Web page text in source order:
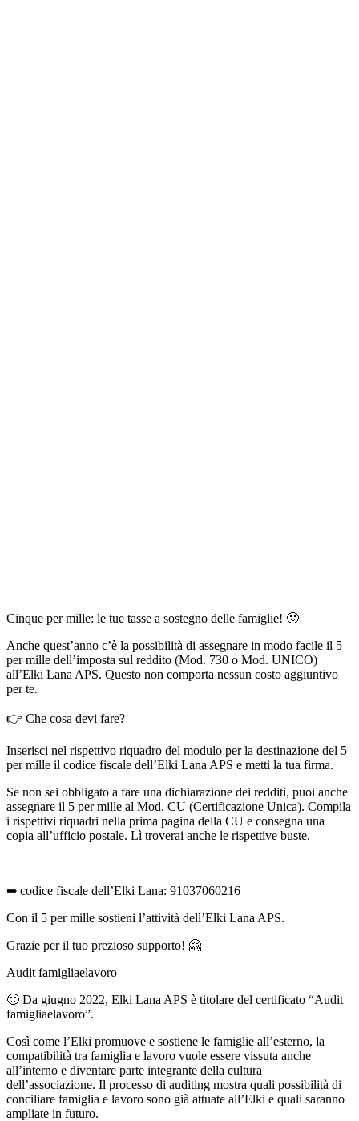
Cinque per mille: le tue tasse a sostegno delle famiglie! 🙂
Anche quest’anno c’è la possibilità di assegnare in modo facile il 5
per mille dell’imposta sul reddito (Mod. 730 o Mod. UNICO)
all’Elki Lana APS. Questo non comporta nessun costo aggiuntivo
per te.
👉 Che cosa devi fare?
Inserisci nel rispettivo riquadro del modulo per la destinazione del 5
per mille il codice fiscale dell’Elki Lana APS e metti la tua firma.
Se non sei obbligato a fare una dichiarazione dei redditi, puoi anche
assegnare il 5 per mille al Mod. CU (Certificazione Unica). Compila
i rispettivi riquadri nella prima pagina della CU e consegna una
copia all’ufficio postale. Lì troverai anche le rispettive buste.
➡ codice fiscale dell’Elki Lana: 91037060216
Con il 5 per mille sostieni l’attività dell’Elki Lana APS.
Grazie per il tuo prezioso supporto! 🤗
Audit famigliaelavoro
🙂 Da giugno 2022, Elki Lana APS è titolare del certificato “Audit
famigliaelavoro”.
Così come l’Elki promuove e sostiene le famiglie all’esterno, la
compatibilità tra famiglia e lavoro vuole essere vissuta anche
all’interno e diventare parte integrante della cultura
dell’associazione. Il processo di auditing mostra quali possibilità di
conciliare famiglia e lavoro sono già attuate all’Elki e quali saranno
ampliate in futuro.